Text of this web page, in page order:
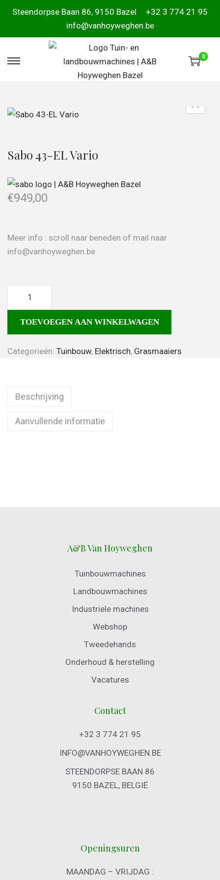
Steendorpse Baan 86, 9150 Bazel
+32 3 774 21 95
info@vanhoyweghen.be
0
Sabo 43-EL Vario
€949,00
Meer info : scroll naar beneden of mail naar
info@vanhoyweghen.be
TOEVOEGEN AAN WINKELWAGEN
Categorieën: Tuinbouw, Elektrisch, Grasmaaiers
Beschrijving
Aanvullende informatie
A&B Van Hoyweghen
Tuinbouwmachines
Landbouwmachines
Industriele machines
Webshop
Tweedehands
Onderhoud & herstelling
Vacatures
Contact
+32 3 774 21 95
INFO@VANHOYWEGHEN.BE
STEENDORPSE BAAN 86
9150 BAZEL, BELGIË
Openingsuren
MAANDAG – VRIJDAG :